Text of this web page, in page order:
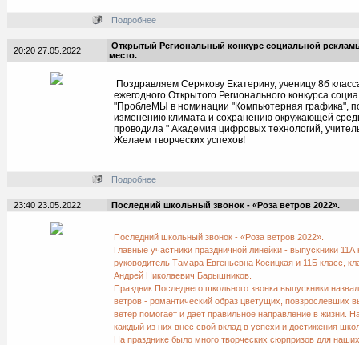
Подробнее
20:20 27.05.2022
Открытый Региональный конкурс социальной
место.
Поздравляем Серякову Екатерину, ученицу 8б
ежегодного Открытого Регионального конкурса
"ПроблеМЫ в номинации "Компьютерная графика",
изменению климата и сохранению окружающей
проводила " Академия цифровых технологий,
Желаем творческих успехов!
Подробнее
23:40 23.05.2022 Последний школьный звонок - «Роза ветров 2022».
Последний школьный звонок - «Роза ветров 2022».
Главные участники праздничной линейки - выпускники 11А
руководитель Тамара Евгеньевна Косицкая и 11Б класс,
Андрей Николаевич Барышников.
Праздник Последнего школьного звонка выпускники
ветров - романтический образ цветущих, повзрослевших
ветер помогает и дает правильное направление в жизни.
каждый из них внес свой вклад в успехи и достижения
На празднике было много творческих сюрпризов для